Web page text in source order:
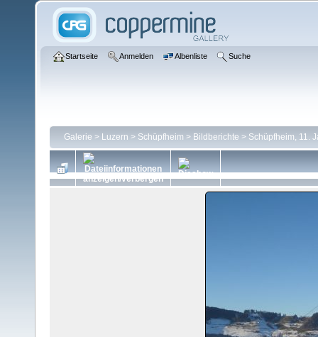
Startseite Anmelden Albenliste Suche
Galerie > Luzern > Schüpfheim > Bildberichte > Schüpfheim, 11.